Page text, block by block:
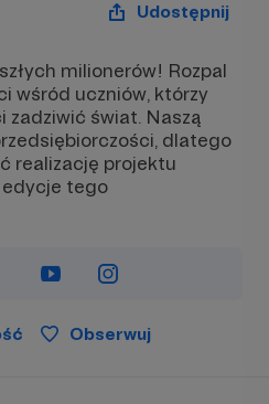
Udostępnij
milionerów! Rozpal
wśród uczniów, którzy
zadziwić świat. Naszą
dlatego
realizację projektu
edycje tego
Obserwuj